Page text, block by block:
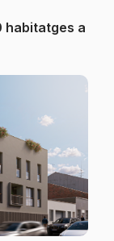
habitatges a